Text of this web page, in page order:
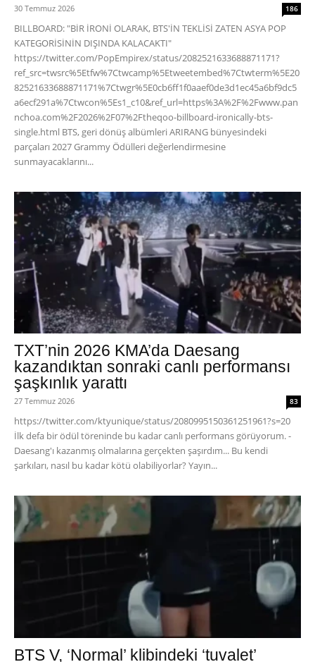
30 Temmuz 2026 186
BILLBOARD: "BİR İRONİ OLARAK, BTS'İN TEKLİSİ ZATEN ASYA POP
KATEGORİSİNİN DIŞINDA KALACAKTI"
https://twitter.com/PopEmpirex/status/2082521633688871171?
ref_src=twsrc%5Etfw%7Ctwcamp%5Etweetembed%7Ctwterm%5E20
82521633688871171%7Ctwgr%5E0cb6ff1f0aaef0de3d1ec45a6bf9dc5
a6ecf291a%7Ctwcon%5Es1_c10&ref_url=https%3A%2F%2Fwww.pan
nchoa.com%2F2026%2F07%2Ftheqoo-billboard-ironically-bts-
single.html BTS, geri dönüş albümleri ARIRANG bünyesindeki
parçaları 2027 Grammy Ödülleri değerlendirmesine
sunmayacaklarını...
TXT’nin 2026 KMA’da Daesang
kazandıktan sonraki canlı performansı
şaşkınlık yarattı
27 Temmuz 2026 83
https://twitter.com/ktyunique/status/2080995150361251961?s=20
İlk defa bir ödül töreninde bu kadar canlı performans görüyorum. -
Daesang'ı kazanmış olmalarına gerçekten şaşırdım... Bu kendi
şarkıları, nasıl bu kadar kötü olabiliyorlar? Yayın...
BTS V, ‘Normal’ klibindeki ‘tuvalet’